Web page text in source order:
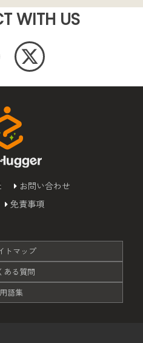
WITH US
お問い合わせ
免責事項
トマップ
ある質問
語集